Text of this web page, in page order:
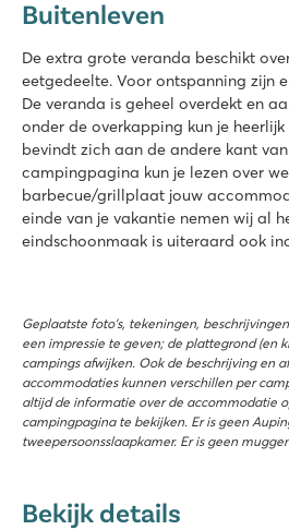
Buitenleven
De extra grote veranda beschikt
eetgedeelte. Voor ontspanning zijn
De veranda is geheel overdekt en
onder de overkapping kun je
bevindt zich aan de andere kant
campingpagina kun je lezen over
barbecue/grillplaat jouw
einde van je vakantie nemen wij al
eindschoonmaak is uiteraard ook
Geplaatste foto’s, tekeningen,
een impressie te geven; de plattegrond (en
campings afwijken. Ook de beschrijving en
accommodaties kunnen verschillen per
altijd de informatie over de accommodatie
campingpagina te bekijken. Er is geen
tweepersoonsslaapkamer. Er is geen
Bekijk details